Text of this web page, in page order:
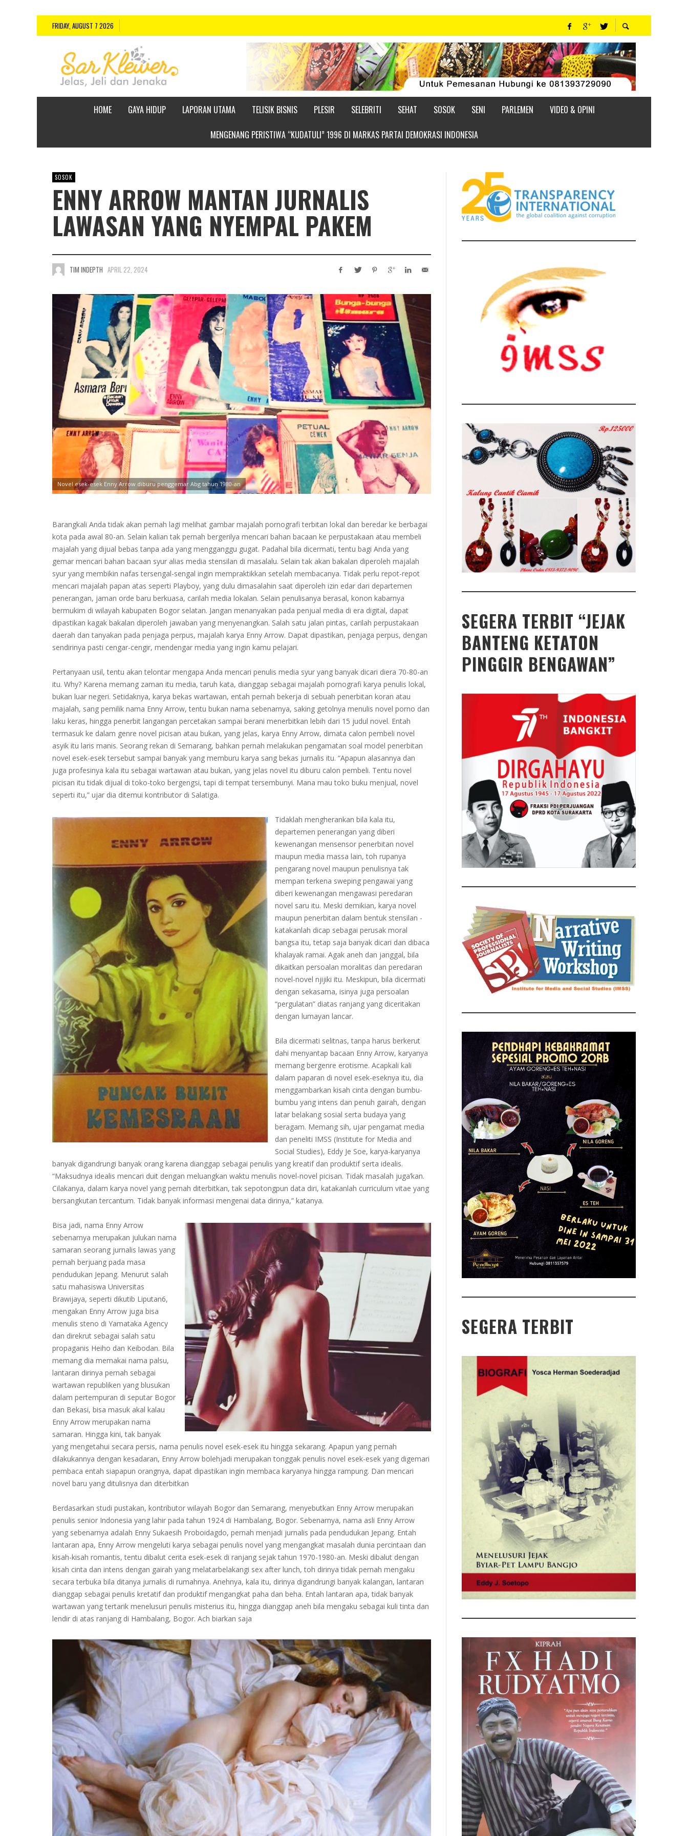
FRIDAY, AUGUST 7 2026
HOME GAYA HIDUP LAPORAN UTAMA TELISIK BISNIS PLESIR SELEBRITI SEHAT SOSOK SENI PARLEMEN VIDEO & OPINI
MENGENANG PERISTIWA “KUDATULI” 1996 DI MARKAS PARTAI DEMOKRASI INDONESIA
SOSOK
ENNY ARROW MANTAN JURNALIS
LAWASAN YANG NYEMPAL PAKEM
TIM INDEPTH APRIL 22, 2024
Novel esek-esek Enny Arrow diburu penggemar Abg tahun 1980-an
Barangkali Anda tidak akan pernah lagi melihat gambar majalah pornografi terbitan lokal dan beredar ke berbagai
kota pada awal 80-an. Selain kalian tak pernah bergerilya mencari bahan bacaan ke perpustakaan atau membeli
majalah yang dijual bebas tanpa ada yang mengganggu gugat. Padahal bila dicermati, tentu bagi Anda yang
gemar mencari bahan bacaan syur alias media stensilan di masalalu. Selain tak akan bakalan diperoleh majalah
syur yang membikin nafas tersengal-sengal ingin mempraktikkan setelah membacanya. Tidak perlu repot-repot
mencari majalah papan atas seperti Playboy, yang dulu dimasalahin saat diperoleh izin edar dari departemen
penerangan, jaman orde baru berkuasa, carilah media lokalan. Selain penulisanya berasal, konon kabarnya
bermukim di wilayah kabupaten Bogor selatan. Jangan menanyakan pada penjual media di era digital, dapat
dipastikan kagak bakalan diperoleh jawaban yang menyenangkan. Salah satu jalan pintas, carilah perpustakaan
daerah dan tanyakan pada penjaga perpus, majalah karya Enny Arrow. Dapat dipastikan, penjaga perpus, dengan
sendirinya pasti cengar-cengir, mendengar media yang ingin kamu pelajari.
Pertanyaan usil, tentu akan telontar mengapa Anda mencari penulis media syur yang banyak dicari diera 70-80-an
itu. Why? Karena memang zaman itu media, taruh kata, dianggap sebagai majalah pornografi karya penulis lokal,
bukan luar negeri. Setidaknya, karya bekas wartawan, entah pernah bekerja di sebuah penerbitan koran atau
majalah, sang pemilik nama Enny Arrow, tentu bukan nama sebenarnya, saking getolnya menulis novel porno dan
laku keras, hingga penerbit langangan percetakan sampai berani menerbitkan lebih dari 15 judul novel. Entah
termasuk ke dalam genre novel picisan atau bukan, yang jelas, karya Enny Arrow, dimata calon pembeli novel
asyik itu laris manis. Seorang rekan di Semarang, bahkan pernah melakukan pengamatan soal model penerbitan
novel esek-esek tersebut sampai banyak yang memburu karya sang bekas jurnalis itu. “Apapun alasannya dan
juga profesinya kala itu sebagai wartawan atau bukan, yang jelas novel itu diburu calon pembeli. Tentu novel
picisan itu tidak dijual di toko-toko bergengsi, tapi di tempat tersembunyi. Mana mau toko buku menjual, novel
seperti itu,” ujar dia ditemui kontributor di Salatiga.
Tidaklah mengherankan bila kala itu,
departemen penerangan yang diberi
kewenangan mensensor penerbitan novel
maupun media massa lain, toh rupanya
pengarang novel maupun penulisnya tak
mempan terkena sweping pengawai yang
diberi kewenangan mengawasi peredaran
novel saru itu. Meski demikian, karya novel
maupun penerbitan dalam bentuk stensilan -
katakanlah dicap sebagai perusak moral
bangsa itu, tetap saja banyak dicari dan dibaca
khalayak ramai. Agak aneh dan janggal, bila
dikaitkan persoalan moralitas dan peredaran
novel-novel njijiki itu. Meskipun, bila dicermati
dengan sekasama, isinya juga persoalan
“pergulatan” diatas ranjang yang diceritakan
dengan lumayan lancar.
Bila dicermati selitnas, tanpa harus berkerut
dahi menyantap bacaan Enny Arrow, karyanya
memang bergenre erotisme. Acapkali kali
dalam paparan di novel esek-eseknya itu, dia
menggambarkan kisah cinta dengan bumbu-
bumbu yang intens dan penuh gairah, dengan
latar belakang sosial serta budaya yang
beragam. Memang sih, ujar pengamat media
dan peneliti IMSS (Institute for Media and
Social Studies), Eddy Je Soe, karya-karyanya
banyak digandrungi banyak orang karena dianggap sebagai penulis yang kreatif dan produktif serta idealis.
“Maksudnya idealis mencari duit dengan meluangkan waktu menulis novel-novel picisan. Tidak masalah juga’kan.
Cilakanya, dalam karya novel yang pernah diterbitkan, tak sepotongpun data diri, katakanlah curriculum vitae yang
bersangkutan tercantum. Tidak banyak informasi mengenai data dirinya,” katanya.
Bisa jadi, nama Enny Arrow
sebenarnya merupakan julukan nama
samaran seorang jurnalis lawas yang
pernah berjuang pada masa
pendudukan Jepang. Menurut salah
satu mahasiswa Universitas
Brawijaya, seperti dikutib Liputan6,
mengakan Enny Arrow juga bisa
menulis steno di Yamataka Agency
dan direkrut sebagai salah satu
propaganis Heiho dan Keibodan. Bila
memang dia memakai nama palsu,
lantaran dirinya pernah sebagai
wartawan republiken yang blusukan
dalam pertempuran di seputar Bogor
dan Bekasi, bisa masuk akal kalau
Enny Arrow merupakan nama
samaran. Hingga kini, tak banyak
yang mengetahui secara persis, nama penulis novel esek-esek itu hingga sekarang. Apapun yang pernah
dilakukannya dengan kesadaran, Enny Arrow bolehjadi merupakan tonggak penulis novel esek-esek yang digemari
pembaca entah siapapun orangnya, dapat dipastikan ingin membaca karyanya hingga rampung. Dan mencari
novel baru yang ditulisnya dan diterbitkan
Berdasarkan studi pustakan, kontributor wilayah Bogor dan Semarang, menyebutkan Enny Arrow merupakan
penulis senior Indonesia yang lahir pada tahun 1924 di Hambalang, Bogor. Sebenarnya, nama asli Enny Arrow
yang sebenarnya adalah Enny Sukaesih Proboidagdo, pernah menjadi jurnalis pada pendudukan Jepang. Entah
lantaran apa, Enny Arrow mengeluti karya sebagai penulis novel yang mengangkat masalah dunia percintaan dan
kisah-kisah romantis, tentu dibalut cerita esek-esek di ranjang sejak tahun 1970-1980-an. Meski dibalut dengan
kisah cinta dan intens dengan gairah yang melatarbelakangi sex after lunch, toh dirinya tidak pernah mengaku
secara terbuka bila ditanya jurnalis di rumahnya. Anehnya, kala itu, dirinya digandrungi banyak kalangan, lantaran
dianggap sebagai penulis kretatif dan produktif mengangkat paha dan beha. Entah lantaran apa, tidak banyak
wartawan yang tertarik menelusuri penulis misterius itu, hingga dianggap aneh bila mengaku sebagai kuli tinta dan
lendir di atas ranjang di Hambalang, Bogor. Ach biarkan saja
SEGERA TERBIT “JEJAK
BANTENG KETATON
PINGGIR BENGAWAN”
SEGERA TERBIT